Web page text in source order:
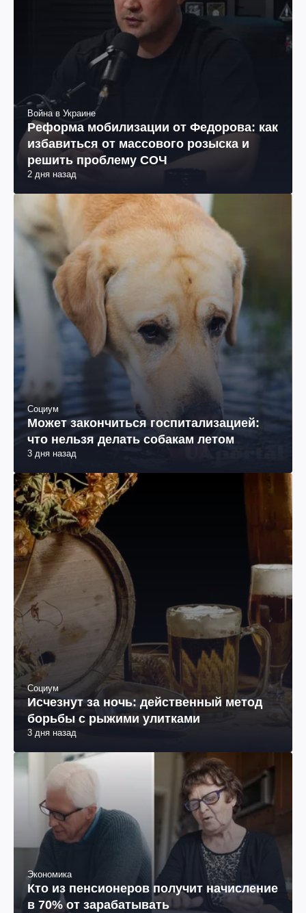
Война в Украине
Реформа мобилизации от Федорова: как
избавиться от массового розыска и
решить проблему СОЧ
2 дня назад
Социум
Может закончиться госпитализацией:
что нельзя делать собакам летом
3 дня назад
Социум
Исчезнут за ночь: действенный метод
борьбы с рыжими улитками
3 дня назад
Экономика
Кто из пенсионеров получит начисление
в 70% от зарабатывать